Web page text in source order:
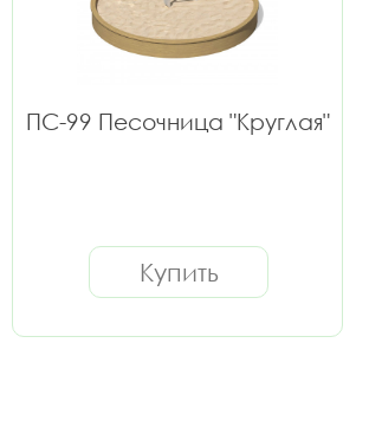
ПС-99 Песочница "Круглая"
Купить